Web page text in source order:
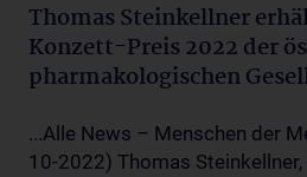
Thomas Steinkellner
Konzett-Preis 2022 der
pharmakologischen
...Alle News – Menschen der
10-2022) Thomas